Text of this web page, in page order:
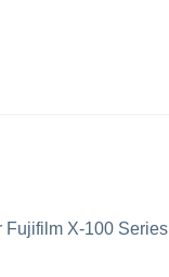
Fujifilm X-100 Series